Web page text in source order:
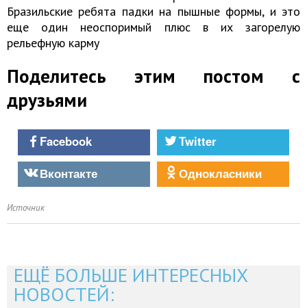
Бразильские ребята падки на пышные формы, и это
еще один неоспоримый плюс в их загорелую
рельефную карму
Поделитесь этим постом с
друзьями
Facebook
Twitter
Вконтакте
Однокласники
Источник
ЕЩЁ БОЛЬШЕ ИНТЕРЕСНЫХ
НОВОСТЕЙ: